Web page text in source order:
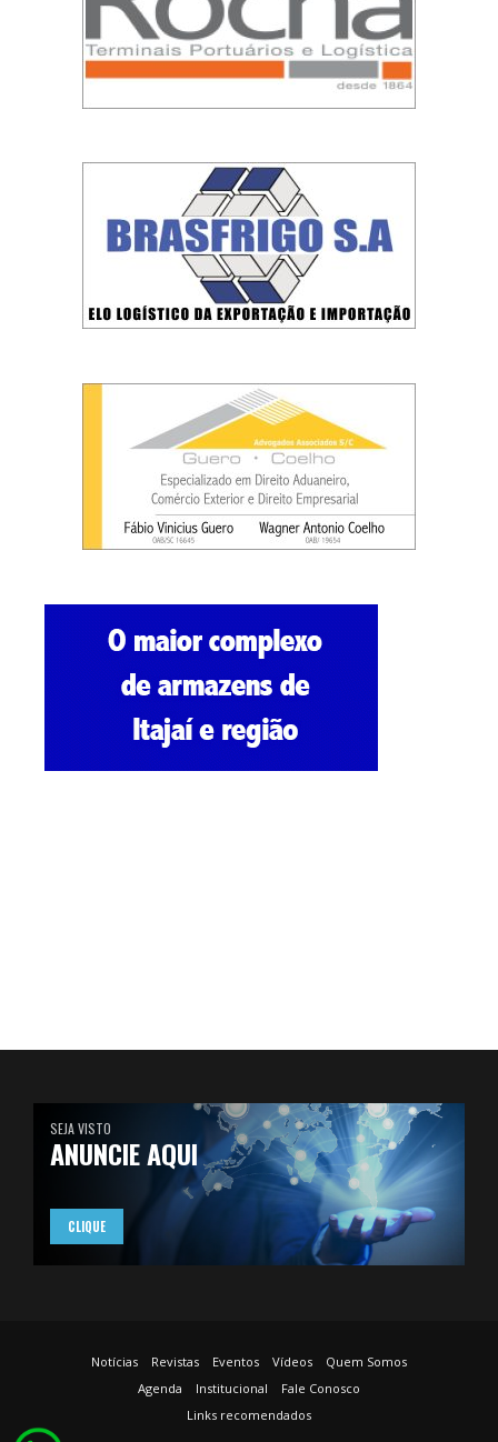
SEJA VISTO
ANUNCIE AQUI
CLIQUE
Notícias Revistas Eventos Vídeos
Quem Somos
Agenda
Institucional
Fale Conosco
Links recomendados